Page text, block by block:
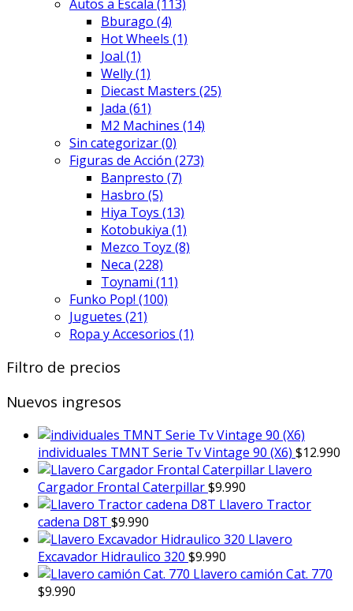
Autos a Escala (113)
Bburago (4)
Hot Wheels (1)
Joal (1)
Welly(1)
Diecast Masters (25)
Jada (61)
M2 Machines (14)
Sin categorizar(0)
Figuras de Acción (273)
Banpresto (7)
Hasbro (5)
Hiya Toys (13)
Kotobukiya (1)
Mezco Toyz (8)
Neca (228)
Toynami (11)
Funko Pop! (100)
Juguetes (21)
Ropa y Accesorios (1)
Filtro de precios
Nuevos ingresos
individuales TMNT Serie Tv Vintage 90 (X6) $12.990
Llavero
Cargador Frontal Caterpillar$9.990
Llavero Tractor
cadena D8T $9.990
Llavero
Excavador Hidraulico 320 $9.990
Llavero camión Cat. 770
$9.990